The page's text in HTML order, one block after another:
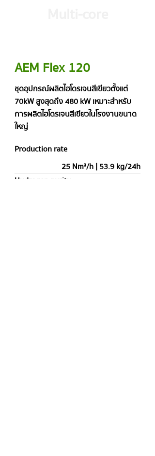
AEM Flex 120
ชุดอุปกรณ์ผลิตไฮโดรเจนสีเขียวตั้งแต่
70kW สูงสุดถึง 480 kW เหมาะสำหรับ
การผลิตไฮโดรเจนสีเขียวในโรงงานขนาด
ใหญ่
Production rate
25 Nm³/h | 53.9 kg/24h
Hydrogen purity